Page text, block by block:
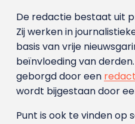
De redactie bestaat uit
Zij werken in
basis van vrije
beïnvloeding van
geborgd door een
wordt bijgestaan door
Punt is ook te vinden op